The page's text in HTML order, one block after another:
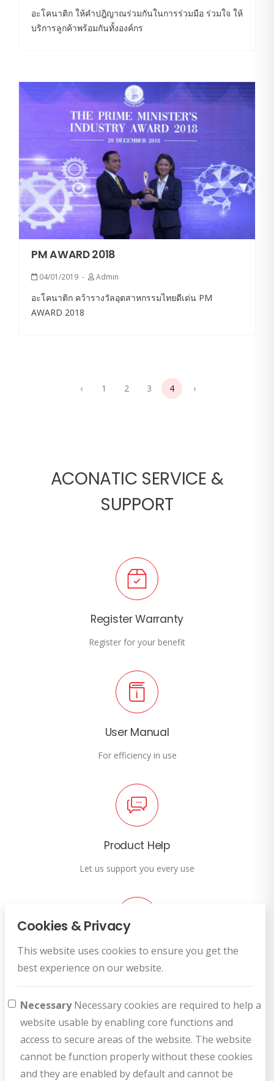
อะโคนาติก ให้คำปฎิญาณร่วมกันในการร่วมมือ ร่วมใจ ให้
บริการลูกค้าพร้อมกันทั้งองค์กร
PM AWARD 2018
04/01/2019 Admin
อะโคนาติก คว้ารางวัลอุตสาหกรรมไทยดีเด่น PM
AWARD 2018
‹ 1 2 3 4 ›
ACONATIC SERVICE &
SUPPORT
Register Warranty
Register for your benefit
User Manual
For efficiency in use
Product Help
Let us support you every use
Customer Service
Cookies & Privacy
This website uses cookies to ensure you get the
best experience on our website.
NecessaryNecessary cookies are required to help a
website usable by enabling core functions and
access to secure areas of the website. The website
cannot be function properly without these cookies
and they are enabled by default and cannot be